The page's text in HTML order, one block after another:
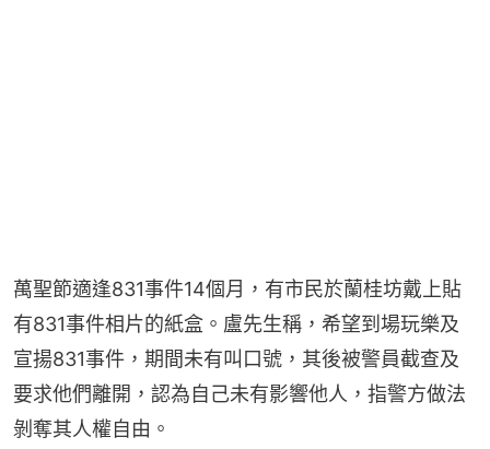
萬聖節適逢831事件14個月，有市民於蘭桂坊戴上貼
有831事件相片的紙盒。盧先生稱，希望到場玩樂及
宣揚831事件，期間未有叫口號，其後被警員截查及
要求他們離開，認為自己未有影響他人，指警方做法
剝奪其人權自由。